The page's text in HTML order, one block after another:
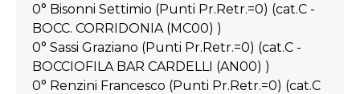
0° Bisonni Settimio (Punti Pr.Retr.=0) (cat.C -
BOCC. CORRIDONIA (MC00) )
0° Sassi Graziano (Punti Pr.Retr.=0) (cat.C -
BOCCIOFILA BAR CARDELLI (AN00) )
0° Renzini Francesco (Punti Pr.Retr.=0) (cat.C